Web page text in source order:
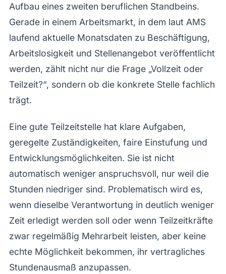
Aufbau eines zweiten beruflichen Standbeins.
Gerade in einem Arbeitsmarkt, in dem laut AMS
laufend aktuelle Monatsdaten zu Beschäftigung,
Arbeitslosigkeit und Stellenangebot veröffentlicht
werden, zählt nicht nur die Frage „Vollzeit oder
Teilzeit?“, sondern ob die konkrete Stelle fachlich
trägt.
Eine gute Teilzeitstelle hat klare Aufgaben,
geregelte Zuständigkeiten, faire Einstufung und
Entwicklungsmöglichkeiten. Sie ist nicht
automatisch weniger anspruchsvoll, nur weil die
Stunden niedriger sind. Problematisch wird es,
wenn dieselbe Verantwortung in deutlich weniger
Zeit erledigt werden soll oder wenn Teilzeitkräfte
zwar regelmäßig Mehrarbeit leisten, aber keine
echte Möglichkeit bekommen, ihr vertragliches
Stundenausmaß anzupassen.